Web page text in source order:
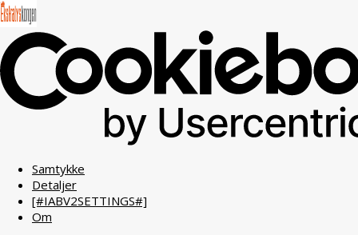
Samtykke
Detaljer
[#IABV2SETTINGS#]
Om